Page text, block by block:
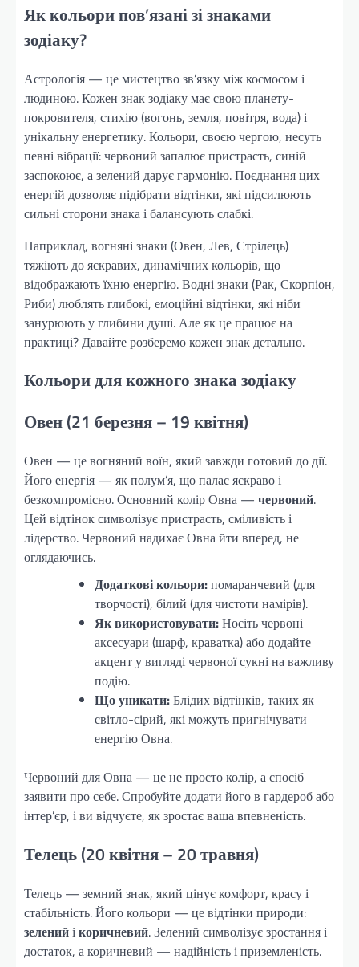
Як кольори пов’язані зі знаками
зодіаку?
Астрологія — це мистецтво зв’язку між космосом і
людиною. Кожен знак зодіаку має свою планету-
покровителя, стихію (вогонь, земля, повітря, вода) і
унікальну енергетику. Кольори, своєю чергою, несуть
певні вібрації: червоний запалює пристрасть, синій
заспокоює, а зелений дарує гармонію. Поєднання цих
енергій дозволяє підібрати відтінки, які підсилюють
сильні сторони знака і балансують слабкі.
Наприклад, вогняні знаки (Овен, Лев, Стрілець)
тяжіють до яскравих, динамічних кольорів, що
відображають їхню енергію. Водні знаки (Рак, Скорпіон,
Риби) люблять глибокі, емоційні відтінки, які ніби
занурюють у глибини душі. Але як це працює на
практиці? Давайте розберемо кожен знак детально.
Кольори для кожного знака зодіаку
Овен (21 березня – 19 квітня)
Овен — це вогняний воїн, який завжди готовий до дії.
Його енергія — як полум’я, що палає яскраво і
безкомпромісно. Основний колір Овна — червоний.
Цей відтінок символізує пристрасть, сміливість і
лідерство. Червоний надихає Овна йти вперед, не
оглядаючись.
Додаткові кольори:помаранчевий (для
творчості), білий (для чистоти намірів).
Як використовувати:Носіть червоні
аксесуари (шарф, краватка) або додайте
акцент у вигляді червоної сукні на важливу
подію.
Що уникати:Блідих відтінків, таких як
світло-сірий, які можуть пригнічувати
енергію Овна.
Червоний для Овна — це не просто колір, а спосіб
заявити про себе. Спробуйте додати його в гардероб або
інтер’єр, і ви відчуєте, як зростає ваша впевненість.
Телець (20 квітня – 20 травня)
Телець — земний знак, який цінує комфорт, красу і
стабільність. Його кольори — це відтінки природи:
зеленийікоричневий. Зелений символізує зростання і
достаток, а коричневий — надійність і приземленість.